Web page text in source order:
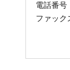
電話番号
ファック